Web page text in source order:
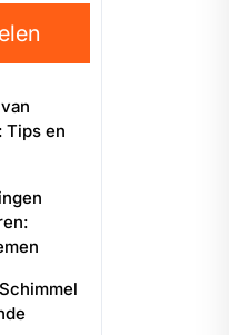
Tips en